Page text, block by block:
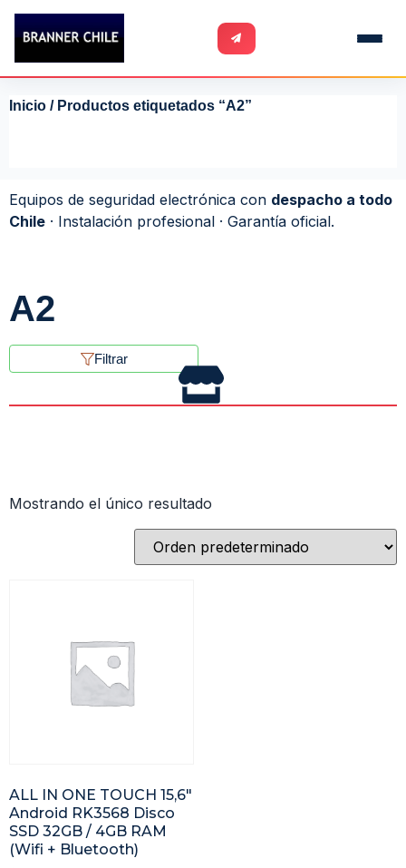
Inicio / Productos etiquetados “A2”
Equipos de seguridad electrónica con despacho a todo
Chile · Instalación profesional · Garantía oficial.
A2
Filtrar
Mostrando el único resultado
ALL IN ONE TOUCH 15,6″
Android RK3568 Disco
SSD 32GB / 4GB RAM
(Wifi + Bluetooth)